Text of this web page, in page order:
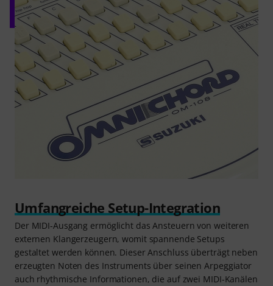
Umfangreiche Setup-Integration
Der MIDI-Ausgang ermöglicht das Ansteuern von weiteren
externen Klangerzeugern, womit spannende Setups
gestaltet werden können. Dieser Anschluss überträgt neben
erzeugten Noten des Instruments über seinen Arpeggiator
auch rhythmische Informationen, die auf zwei MIDI-Kanälen